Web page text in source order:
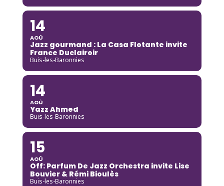
14
AOÛ
Jazz gourmand : La Casa Flotante invite
France Duclairoir
Buis-les-Baronnies
14
AOÛ
Yazz Ahmed
Buis-les-Baronnies
15
AOÛ
Off: Parfum De Jazz Orchestra invite Lise
Bouvier & Rémi Bioulès
Buis-les-Baronnies